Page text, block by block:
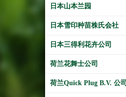
日本山本兰园
日本雪印种苗株氏会社
日本三得利花卉公司
荷兰花舞士公司
荷兰Quick Plug B.V. 公司